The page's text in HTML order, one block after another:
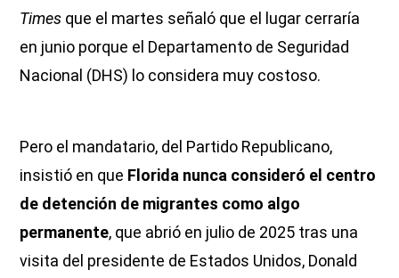
Times que el martes señaló que el lugar cerraría
en junio porque el Departamento de Seguridad
Nacional (DHS) lo considera muy costoso.
Pero el mandatario, del Partido Republicano,
insistió en que Florida nunca consideró el centro
de detención de migrantes como algo
permanente, que abrió en julio de 2025 tras una
visita del presidente de Estados Unidos, Donald